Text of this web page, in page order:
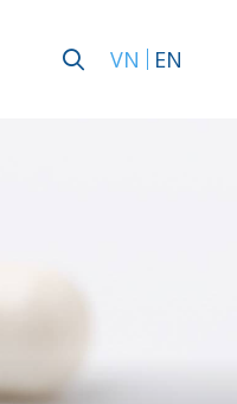
VN EN